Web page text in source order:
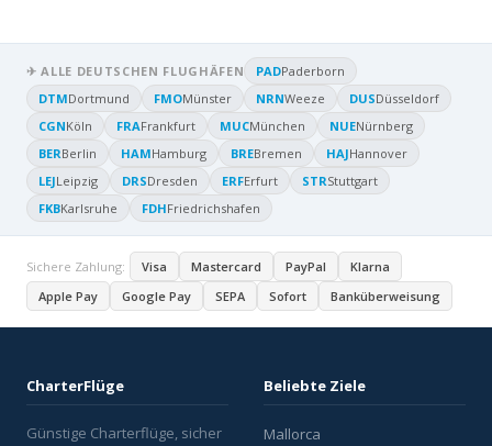
✈ ALLE DEUTSCHEN FLUGHÄFEN PADPaderborn
DTMDortmund FMOMünster NRNWeeze DUSDüsseldorf
CGNKöln FRAFrankfurt MUCMünchen NUENürnberg
BERBerlin HAMHamburg BREBremen HAJHannover
LEJLeipzig DRSDresden ERFErfurt STRStuttgart
FKBKarlsruhe FDHFriedrichshafen
Sichere Zahlung: Visa Mastercard PayPal
Klarna
Apple Pay
Google Pay SEPA Sofort Banküberweisung
CharterFlüge
Günstige Charterflüge, sicher
Beliebte Ziele
Mallorca